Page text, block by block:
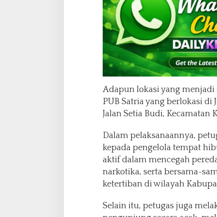
Adapun lokasi yang menjadi
PUB Satria yang berlokasi di
Jalan Setia Budi, Kecamatan
Dalam pelaksanaannya,
kepada pengelola tempat
aktif dalam mencegah
narkotika, serta bersama-
ketertiban di wilayah
Selain itu, petugas juga